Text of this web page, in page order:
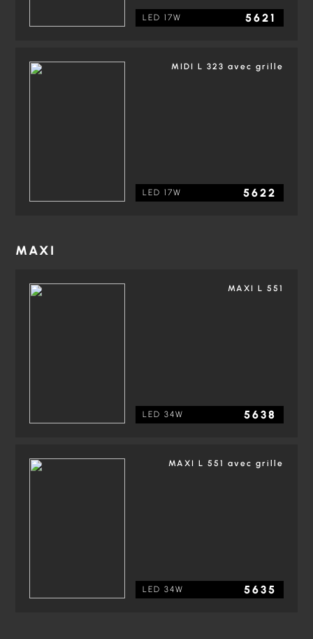
LED 17W 5621
MIDI L 323 avec grille
LED 17W 5622
MAXI
MAXI L 551
LED 34W 5638
MAXI L 551 avec grille
LED 34W 5635